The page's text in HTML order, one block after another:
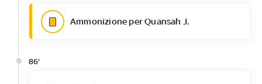
Ammonizione per Quansah J.
86'